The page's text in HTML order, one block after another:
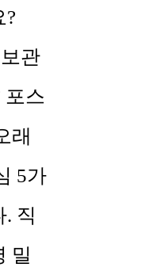
?
관
포스
래
5가
직
밀